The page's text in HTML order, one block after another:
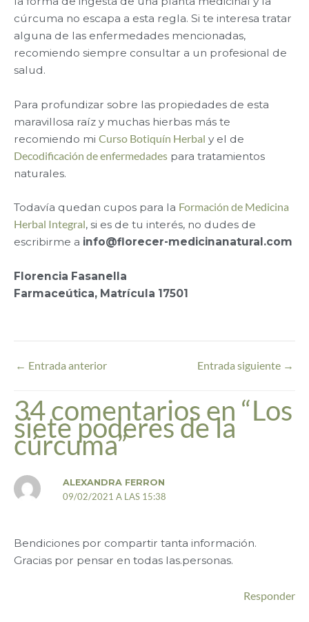
cúrcuma no escapa a esta regla. Si te interesa tratar
alguna de las enfermedades mencionadas,
recomiendo siempre consultar a un profesional de
salud.
Para profundizar sobre las propiedades de esta
maravillosa raíz y muchas hierbas más te
recomiendo mi Curso Botiquín Herbal y el de
Decodificación de enfermedades para tratamientos
naturales.
Todavía quedan cupos para la Formación de Medicina
Herbal Integral, si es de tu interés, no dudes de
escribirme a info@florecer-medicinanatural.com
Florencia Fasanella
Farmaceútica, Matrícula 17501
← Entrada anterior Entrada siguiente →
34 comentarios en “Los
siete poderes de la
cúrcuma”
ALEXANDRA FERRON
09/02/2021 A LAS 15:38
Bendiciones por compartir tanta información.
Gracias por pensar en todas las.personas.
Responder